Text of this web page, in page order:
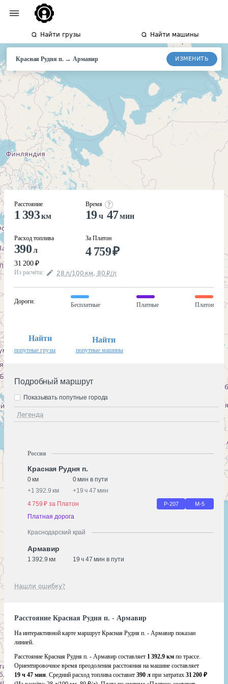
Найти грузы Найти машины
Красная Рудня п.→Армавир ИЗМЕНИТЬ
Расстояние
1 393км
Расход топлива
390л
31 200 ₽
Время
19ч 47мин
За Платон
4 759₽
Из расчёта: 28 л/100 км, 80 ₽/л
Дороги:
Бесплатные Платные Платон
Найти
попутные грузы
Найти
попутные машины
Подробный маршрут
Легенда
Показывать попутные города
Россия
Красная Рудня п.
0 км
0 мин в пути
+1 392.9 км +19 ч 47 мин
4 759 ₽ за Платон
Р-207 М-5
Платная дорога
Краснодарский край
Армавир
1 392.9 км 19 ч 47 мин в пути
Нашли ошибку?
Расстояние Красная Рудня п. - Армавир
На интерактивной карте маршрут Красная Рудня п. - Армавир показан
линией.
Расстояние Красная Рудня п. - Армавир составляет 1 392.9 км по трассе.
Ориентировочное время преодоления расстояния на машине составляет
19 ч 47 мин. Средний расход топлива составит 390 л при затратах 31 200 ₽